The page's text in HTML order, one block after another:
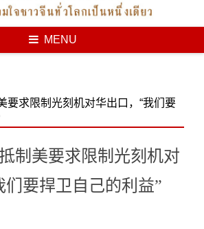
MENU
要求限制光刻机对华出口，“我们要
制美要求限制光刻机对
们要捍卫自己的利益”